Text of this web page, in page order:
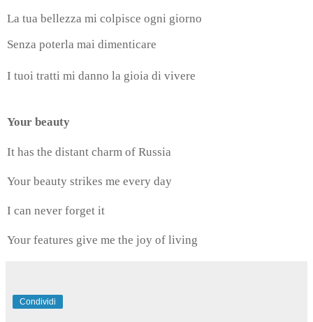
La tua bellezza mi colpisce ogni giorno
Senza poterla mai dimenticare
I tuoi tratti mi danno la gioia di vivere
Your beauty
It has the distant charm of Russia
Your beauty strikes me every day
I can never forget it
Your features give me the joy of living
Condividi